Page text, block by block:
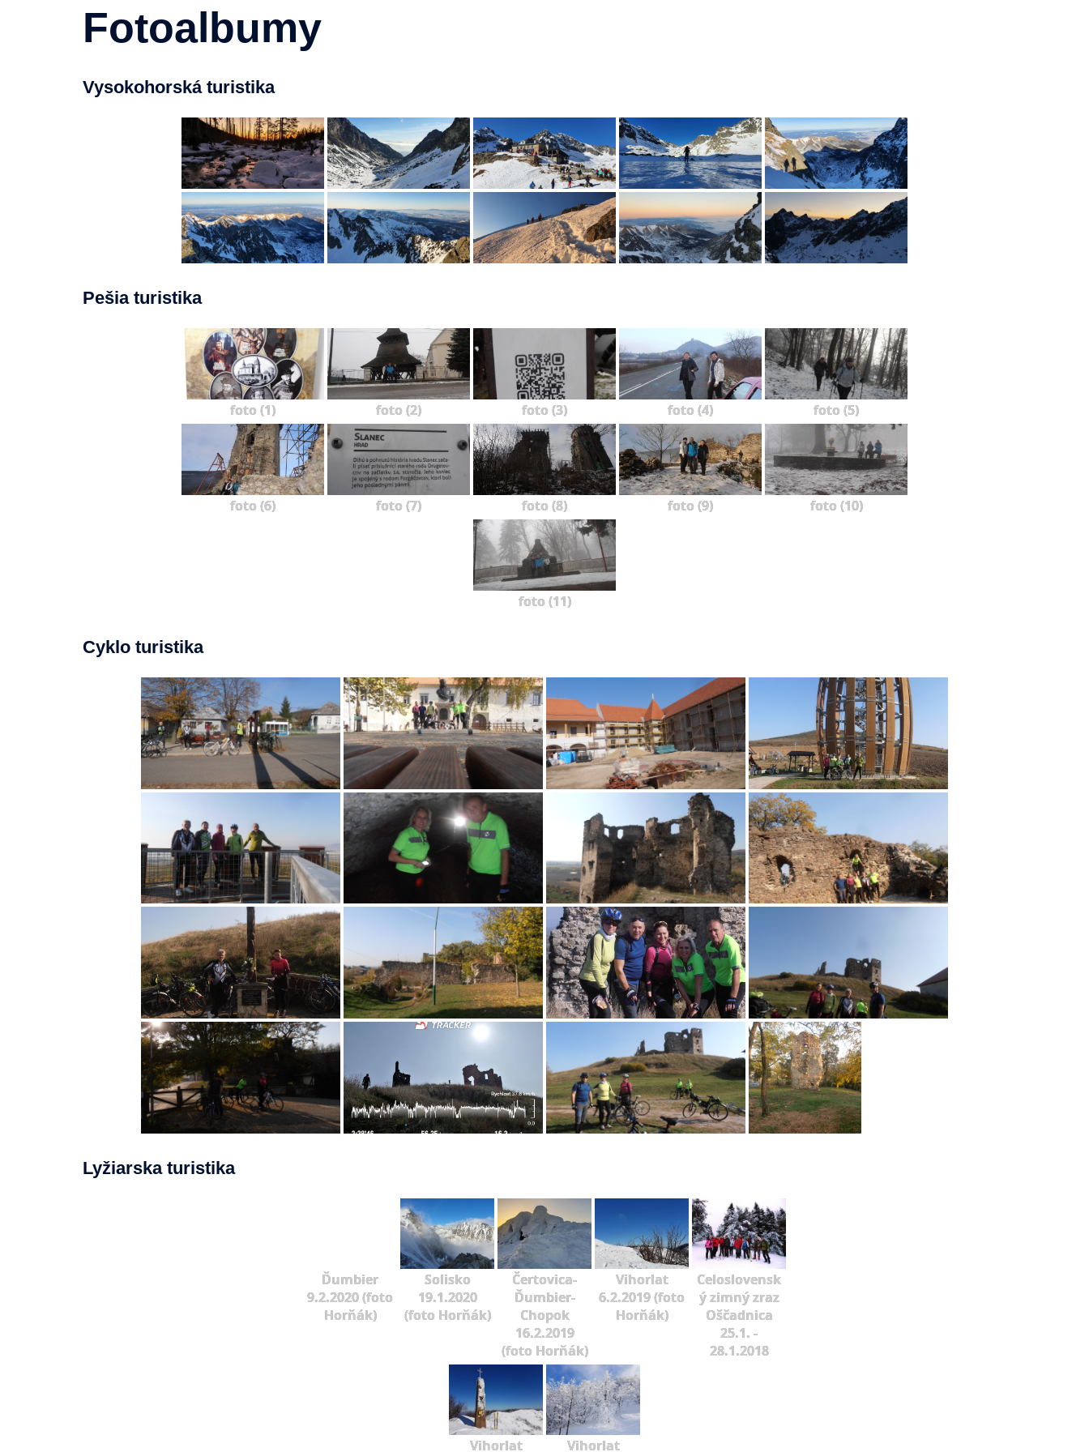
Fotoalbumy
Vysokohorská turistika
Pešia turistika
foto (1) foto (2) foto (3) foto (4) foto (5)
foto (6) foto (7) foto (8) foto (9) foto (10)
foto (11)
Cyklo turistika
Lyžiarska turistika
Ďumbier
9.2.2020 (foto
Horňák)
Solisko
19.1.2020
(foto Horňák)
Čertovica-
Ďumbier-
Chopok
16.2.2019
(foto Horňák)
Vihorlat
6.2.2019 (foto
Horňák)
Celoslovensk
ý zimný zraz
Oščadnica
25.1. -
28.1.2018
Vihorlat Vihorlat